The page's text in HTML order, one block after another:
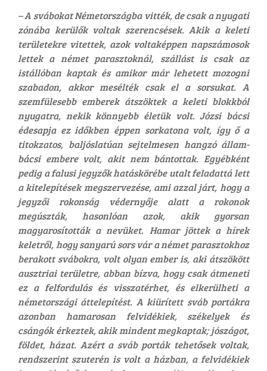
– A svábokat Németországba vitték, de csak a nyugati
zónába kerülők voltak szerencsések. Akik a keleti
területekre vitettek, azok voltaképpen napszámosok
lettek a német parasztoknál, szállást is csak az
istállóban kaptak és amikor már lehetett mozogni
szabadon, akkor mesélték csak el a sorsukat. A
szemfülesebb emberek átszöktek a keleti blokkból
nyugatra, nekik könnyebb életük volt. Józsi bácsi
édesapja ez időkben éppen sorkatona volt, így ő a
titokzatos, baljóslatúan sejtelmesen hangzó állam-
bácsi embere volt, akit nem bántottak. Egyébként
pedig a falusi jegyzők hatáskörébe utalt feladattá lett
a kitelepítések megszervezése, ami azzal járt, hogy a
jegyzői rokonság védernyője alatt a rokonok
megúszták, hasonlóan azok, akik gyorsan
magyarosították a nevüket. Hamar jöttek a hírek
keletről, hogy sanyarú sors vár a német parasztokhoz
berakott svábokra, volt olyan ember is, aki átszökött
ausztriai területre, abban bízva, hogy csak átmeneti
ez a felfordulás és visszatérhet, és elkerülheti a
németországi áttelepítést. A kiürített sváb portákra
azonban hamarosan felvidékiek, székelyek és
csángók érkeztek, akik mindent megkaptak; jószágot,
földet, házat. Azért a sváb porták tehetősek voltak,
rendszerint szuterén is volt a házban, a felvidékiek